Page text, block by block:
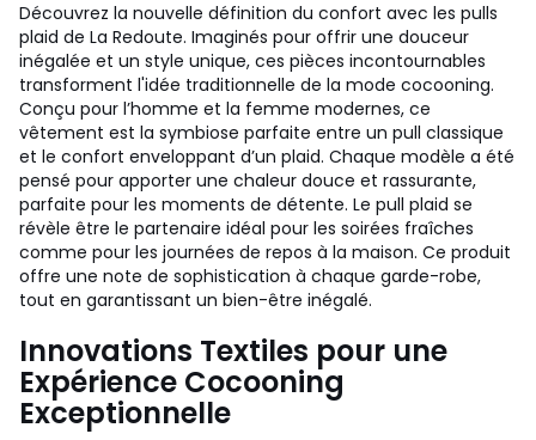
Découvrez la nouvelle définition du confort avec les pulls
plaid de La Redoute. Imaginés pour offrir une douceur
inégalée et un style unique, ces pièces incontournables
transforment l'idée traditionnelle de la mode cocooning.
Conçu pour l’homme et la femme modernes, ce
vêtement est la symbiose parfaite entre un pull classique
et le confort enveloppant d’un plaid. Chaque modèle a été
pensé pour apporter une chaleur douce et rassurante,
parfaite pour les moments de détente. Le pull plaid se
révèle être le partenaire idéal pour les soirées fraîches
comme pour les journées de repos à la maison. Ce produit
offre une note de sophistication à chaque garde-robe,
tout en garantissant un bien-être inégalé.
Innovations Textiles pour une
Expérience Cocooning
Exceptionnelle